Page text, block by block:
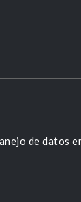
de datos